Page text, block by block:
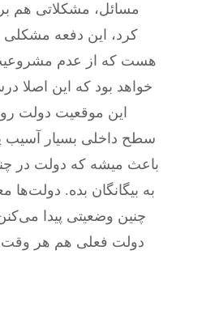
مسائل، مشکلاتی هم
کرد، این دفعه
هست که از عدم
خواهد بود که این اصلا
این موقعیت دولت
سطح داخلی بسیار‌ آسیب
باعث میشه که دولت در
به بیگانگان بده.
چنین وضعیتی پیدا
دولت فعلی‌ هم هر وقت